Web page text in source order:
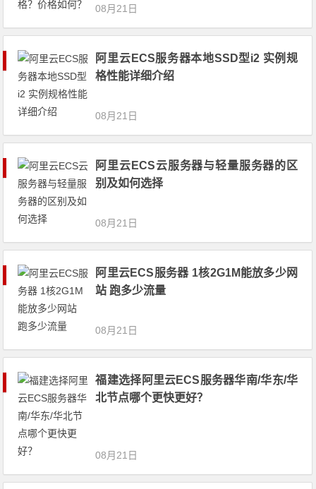
08月21日
阿里云ECS服务器本地SSD型i2 实例规
格性能详细介绍
08月21日
阿里云ECS云服务器与轻量服务器的区
别及如何选择
08月21日
阿里云ECS服务器 1核2G1M能放多少网
站 跑多少流量
08月21日
福建选择阿里云ECS服务器华南/华东/华
北节点哪个更快更好？
08月21日